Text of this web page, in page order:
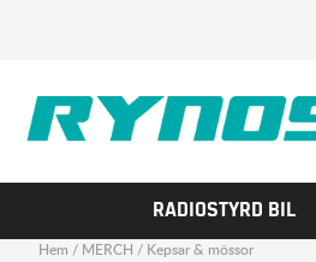
RADIOSTYRD BIL
Hem / MERCH / Kepsar & mössor